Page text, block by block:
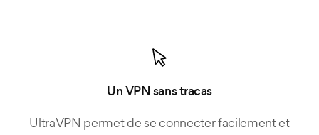
Un VPN sans tracas
UltraVPN permet de se connecter facilement et